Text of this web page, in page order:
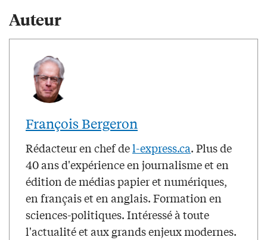
Auteur
François Bergeron
Rédacteur en chef del-express.ca. Plus de
40 ans d'expérience en journalisme et en
édition de médias papier et numériques,
en français et en anglais. Formation en
sciences-politiques. Intéressé à toute
l'actualité et aux grands enjeux modernes.